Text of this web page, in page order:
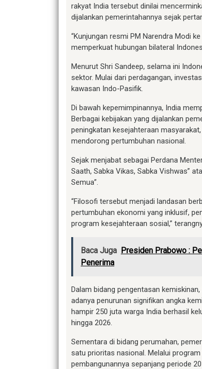
rakyat India tersebut dinilai
dijalankan pemerintahannya sejak
“Kunjungan resmi PM Narendra Modi
memperkuat hubungan bilateral
Menurut Shri Sandeep, selama ini
sektor. Mulai dari perdagangan,
kawasan Indo-Pasifik.
Di bawah kepemimpinannya, India
Berbagai kebijakan yang dijalankan
peningkatan kesejahteraan
mendorong pertumbuhan nasional.
Sejak menjabat sebagai Perdana
Saath, Sabka Vikas, Sabka Vishwas”
Semua”.
“Filosofi tersebut menjadi landasan
pertumbuhan ekonomi yang inklusif,
program kesejahteraan sosial,”
Baca Juga Presiden Prabowo :
Penerima
Dalam bidang pengentasan
adanya penurunan signifikan angka
hampir 250 juta warga India berhasil
hingga 2026.
Sementara di bidang perumahan,
satu prioritas nasional. Melalui
pembangunannya sepanjang periode